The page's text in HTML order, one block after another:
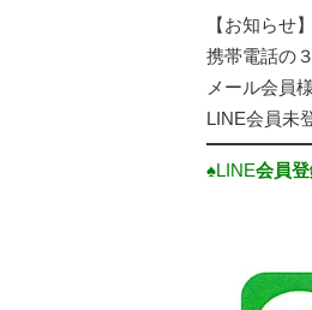
【お知らせ】
携帯電話の
メール会員
LINE会員未
♠LINE会員